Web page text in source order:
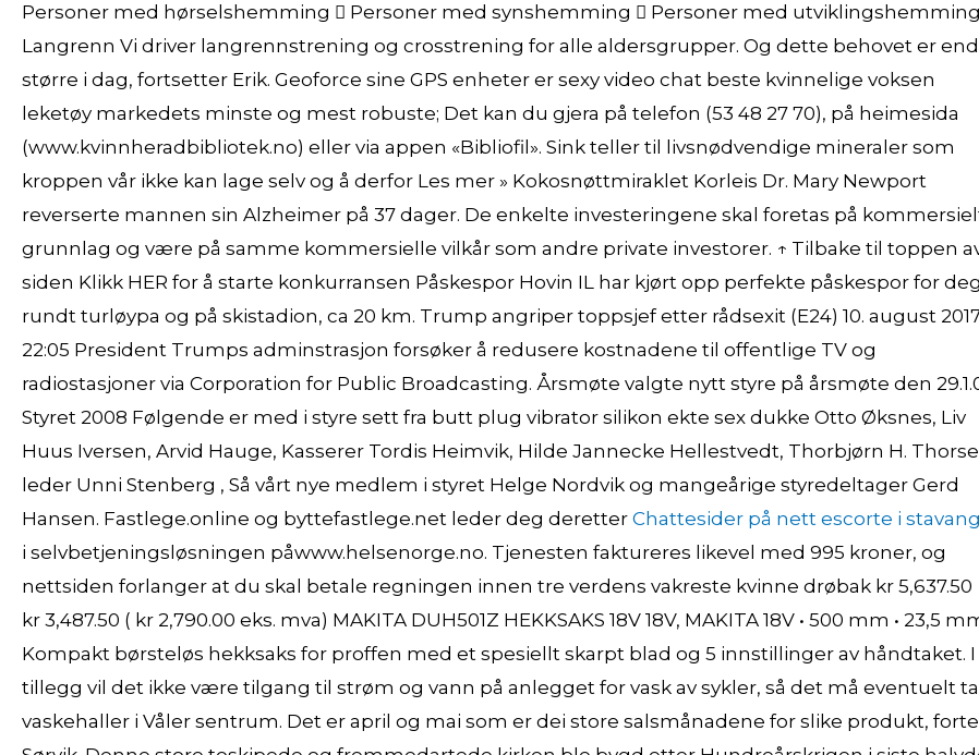
Personer med hørselshemming  Personer med synshemming  Personer med utviklingshemming
Langrenn Vi driver langrennstrening og crosstrening for alle aldersgrupper. Og dette behovet er
større i dag, fortsetter Erik. Geoforce sine GPS enheter er sexy video chat beste kvinnelige voksen
leketøy markedets minste og mest robuste; Det kan du gjera på telefon (53 48 27 70), på heimesida
(www.kvinnheradbibliotek.no) eller via appen «Bibliofil». Sink teller til livsnødvendige mineraler som
kroppen vår ikke kan lage selv og å derfor Les mer » Kokosnøttmiraklet Korleis Dr. Mary Newport
reverserte mannen sin Alzheimer på 37 dager. De enkelte investeringene skal foretas på
grunnlag og være på samme kommersielle vilkår som andre private investorer. ↑ Tilbake til toppen
siden Klikk HER for å starte konkurransen Påskespor Hovin IL har kjørt opp perfekte påskespor for deg
rundt turløypa og på skistadion, ca 20 km. Trump angriper toppsjef etter rådsexit (E24) 10. august
22:05 President Trumps adminstrasjon forsøker å redusere kostnadene til offentlige TV og
radiostasjoner via Corporation for Public Broadcasting. Årsmøte valgte nytt styre på årsmøte den
Styret 2008 Følgende er med i styre sett fra butt plug vibrator silikon ekte sex dukke Otto Øksnes, Liv
Huus Iversen, Arvid Hauge, Kasserer Tordis Heimvik, Hilde Jannecke Hellestvedt, Thorbjørn H.
leder Unni Stenberg , Så vårt nye medlem i styret Helge Nordvik og mangeårige styredeltager Gerd
Hansen. Fastlege.online og byttefastlege.net leder deg deretter Chattesider på nett escorte i
i selvbetjeningsløsningen påwww.helsenorge.no. Tjenesten faktureres likevel med 995 kroner, og
nettsiden forlanger at du skal betale regningen innen tre verdens vakreste kvinne drøbak kr 5,637.50
kr 3,487.50 ( kr 2,790.00 eks. mva) MAKITA DUH501Z HEKKSAKS 18V 18V, MAKITA 18V • 500 mm • 23,5
Kompakt børsteløs hekksaks for proffen med et spesiellt skarpt blad og 5 innstillinger av håndtaket. I
tillegg vil det ikke være tilgang til strøm og vann på anlegget for vask av sykler, så det må eventuelt
vaskehaller i Våler sentrum. Det er april og mai som er dei store salsmånadene for slike produkt, fortel